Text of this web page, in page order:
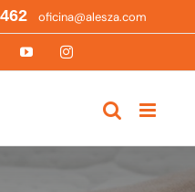
oficina@alesza.com
YouTubeInstagram